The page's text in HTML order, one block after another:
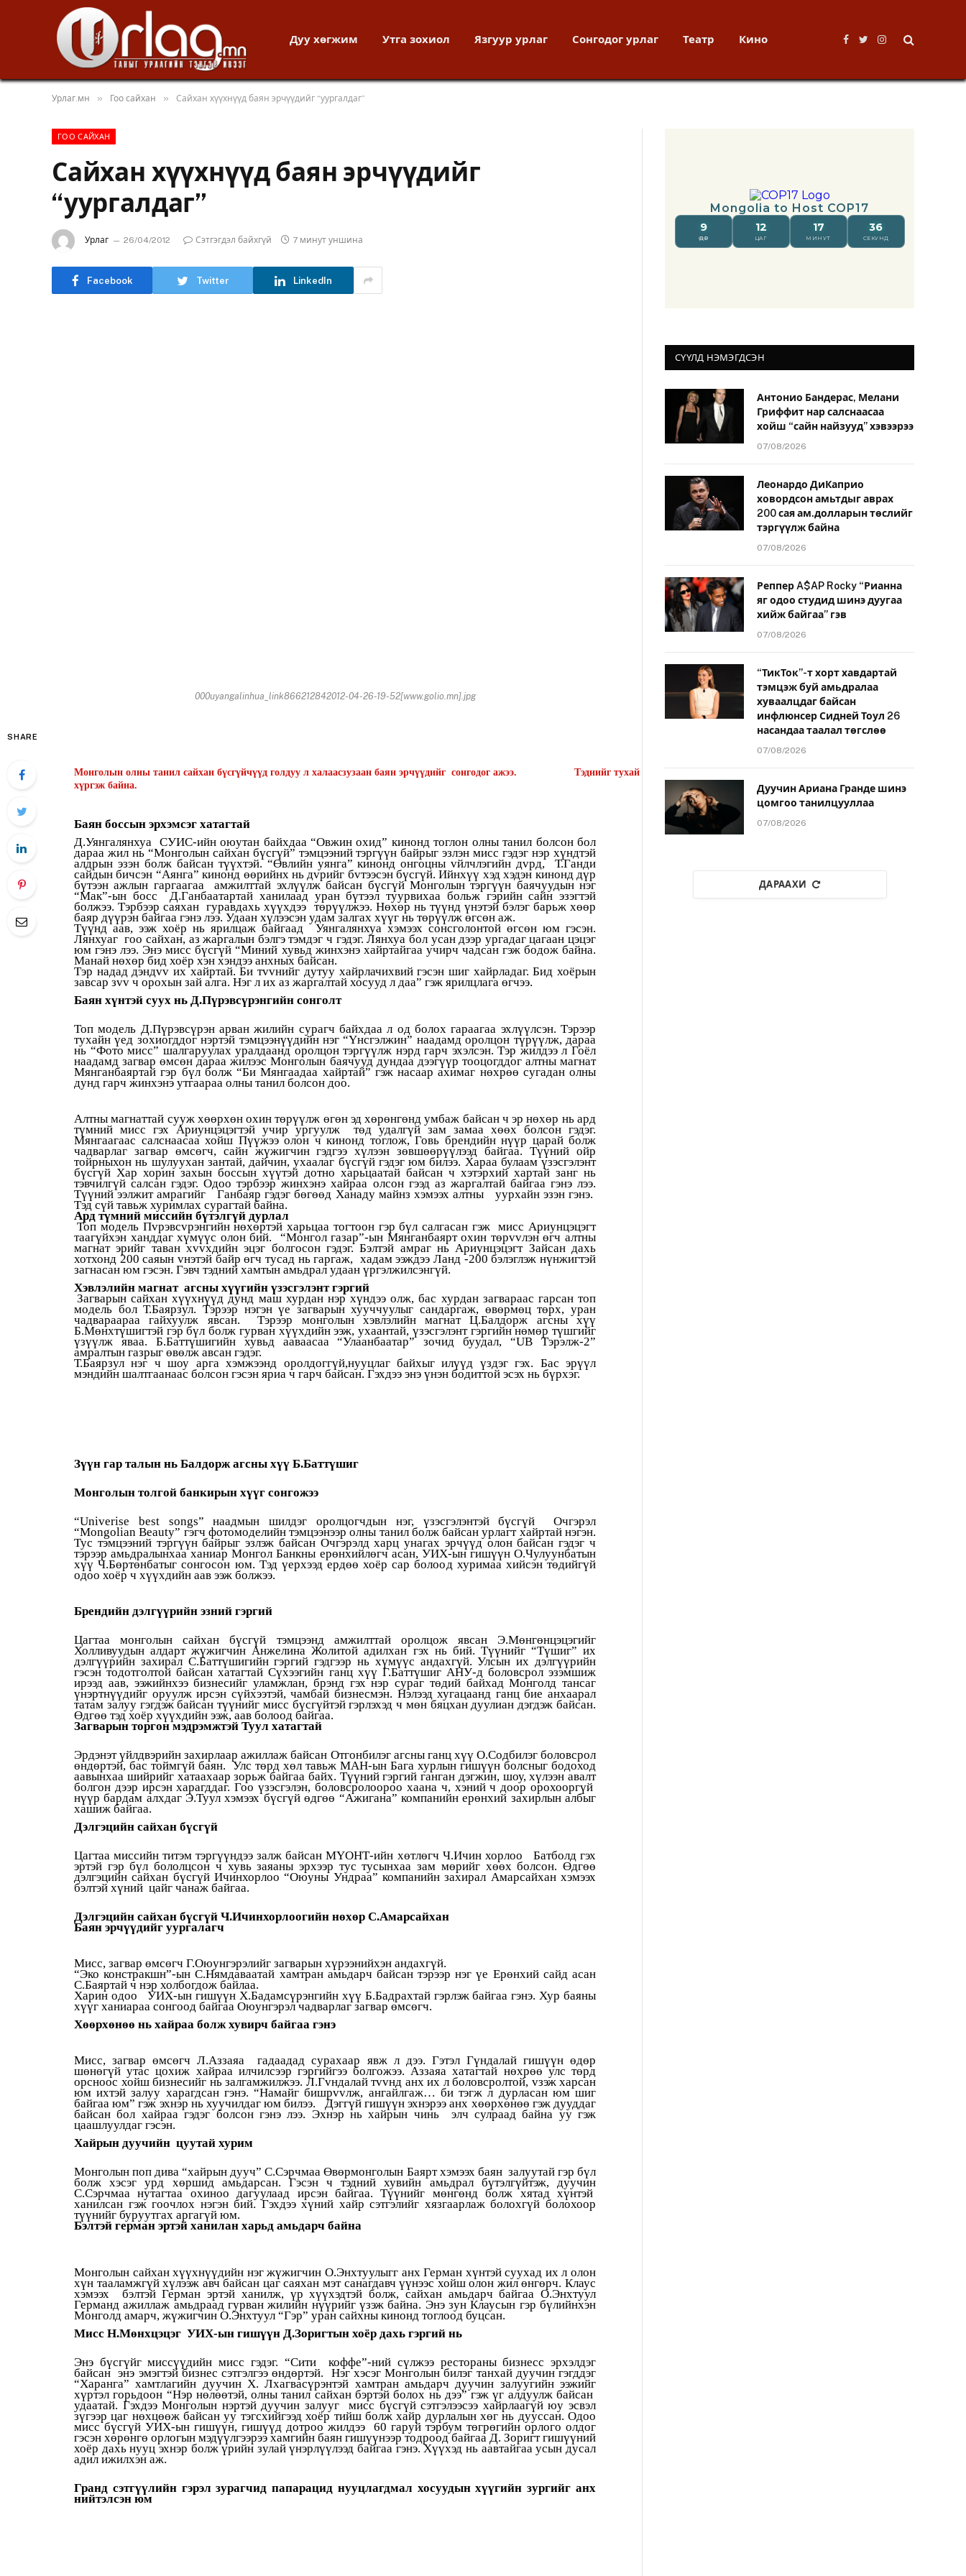
Дуу хөгжим Утга зохиол Язгуур урлаг Сонгодог урлаг Театр Кино
Facebook
TwitterInstagram
Урлаг.мн » Гоо сайхан » Сайхан хүүхнүүд баян эрчүүдийг “уургалдаг”
ГОО САЙХАН
Сайхан хүүхнүүд баян эрчүүдийг
“уургалдаг”
Урлаг 26/04/2012 Сэтгэгдэл байхгүй 7 минут уншина
Facebook Twitter LinkedIn
000uyangalinhua_link866212842012-04-26-19-52[www.golio.mn].jpg
SHARE
Монголын олны танил сайхан бүсгүйчүүд голдуу л халаасзузаан баян эрчүүдийг сонгодог ажээ. Тэднийг тухай
хүргэж байна.
Баян боссын эрхэмсэг хатагтай
Д.Уянгалянхуа СУИС-ийн оюутан байхдаа “Овжин охид” кинонд тоглон олны танил болсон бол
дараа жил нь “Монголын сайхан бүсгүй” тэмцээний тэргүүн байрыг эзлэн мисс гэдэг нэр хүндтэй
алдрын эзэн болж байсан түүхтэй. “Өвлийн уянга” кинонд онгоцны vйлчлэгийн дvрд, Т.Ганди
сайдын бичсэн “Аянга” кинонд өөрийнх нь дvрийг бvтээсэн бүсгүй. Ийнхүү хэд хэдэн кинонд дүр
бүтээн ажлын гаргаагаа амжилттай эхлүүлж байсан бүсгүй Монголын тэргүүн баячуудын нэг
“Мак”-ын босс Д.Ганбаатартай ханилаад уран бүтээл туурвихаа больж гэрийн сайн эзэгтэй
болжээ. Тэрбээр саяхан гуравдахь хүүхдээ төрүүлжээ. Нөхөр нь түүнд үнэтэй бэлэг барьж хөөр
баяр дүүрэн байгаа гэнэ лээ. Удаан хүлээсэн удам залгах хүүг нь төрүүлж өгсөн аж.
Түүнд аав, ээж хоёр нь ярилцаж байгаад Уянгалянхуа хэмээх сонсголонтой өгсөн юм гэсэн.
Лянхуаг гоо сайхан, аз жаргалын бэлгэ тэмдэг ч гэдэг. Лянхуа бол усан дээр ургадаг цагаан цэцэг
юм гэнэ лээ. Энэ мисс бүсгүй “Миний хувьд жинхэнэ хайртайгаа учирч чадсан гэж бодож байна.
Манай нөхөр бид хоёр хэн хэндээ анхных байсан.
Тэр надад дэндvv их хайртай. Би тvvнийг дутуу хайрлачихвий гэсэн шиг хайрладаг. Бид хоёрын
завсар зvv ч орохын зай алга. Нэг л их аз жаргалтай хосууд л даа” гэж ярилцлага өгчээ.
Баян хүнтэй суух нь Д.Пүрэвсүрэнгийн сонголт
Toп модель Д.Пүрэвсүрэн арван жилийн сурагч байхдаа л од болох гараагаа эхлүүлсэн. Тэрээр
тухайн үед зохиогддог нэртэй тэмцээнүүдийн нэг “Үнсгэлжин” наадамд оролцон түрүүлж, дараа
нь “Фото мисс” шалгаруулах уралдаанд оролцон тэргүүлж нэрд гарч эхэлсэн. Тэр жилдээ л Гоёл
наадамд загвар өмсөн дараа жилээс Монголын баячууд дундаа дээгүүр тооцогддог алтны магнат
Мянганбаяртай гэр бүл болж “Би Мянгаадаа хайртай” гэж насаар ахимаг нөхрөө сугадан олны
дунд гарч жинхэнэ утгаараа олны танил болсон доо.
Алтны магнаттай сууж хөөрхөн охин төрүүлж өгөн эд хөрөнгөнд умбаж байсан ч эр нөхөр нь ард
түмний мисс гэх Ариунцэцэгтэй учир ургуулж төд удалгүй зам замаа хөөх болсон гэдэг.
Мянгаагаас салснаасаа хойш Пүүжээ олон ч кинонд тоглож, Говь брендийн нүүр царай болж
чадварлаг загвар өмсөгч, сайн жүжигчин гэдгээ хүлээн зөвшөөрүүлээд байгаа. Түүний ойр
тойрныхон нь шулуухан зантай, дайчин, ухаалаг бүсгүй гэдэг юм билээ. Хараа булаам үзэсгэлэнт
бүсгүй Хар хорин захын боссын хүүтэй дотно харьцаатай байсан ч хэтэрхий хартай занг нь
тэвчилгүй салсан гэдэг. Одоо тэрбээр жинхэнэ хайраа олсон гээд аз жаргалтай байгаа гэнэ лээ.
Түүний ээлжит амрагийг Ганбаяр гэдэг бөгөөд Ханаду майнз хэмээх алтны уурхайн эзэн гэнэ.
Тэд сүй тавьж хуримлах сурагтай байна.
Ард түмний миссийн бүтэлгүй дурлал
Топ модель Пvрэвсvрэнгийн нөхөртэй харьцаа тогтоон гэр бүл салгасан гэж мисс Ариунцэцэгт
таагүйхэн ханддаг хүмүүс олон бий. “Монгол газар”-ын Мянганбаярт охин төрvvлэн өгч алтны
магнат эрийг таван хvvхдийн эцэг болгосон гэдэг. Бэлтэй амраг нь Ариунцэцэгт Зайсан дахь
хотхонд 200 саяын vнэтэй байр өгч тусад нь гаргаж, хадам ээждээ Ланд -200 бэлэглэж нүнжигтэй
загнасан юм гэсэн. Гэвч тэдний хамтын амьдрал удаан үргэлжилсэнгүй.
Хэвлэлийн магнат агсны хүүгийн үзэсгэлэнт гэргий
Загварын сайхан хүүхнүүд дунд маш хурдан нэр хүндээ олж, бас хурдан загвараас гарсан топ
модель бол Т.Баярзул. Тэрээр нэгэн үе загварын хууччуулыг сандаргаж, өвөрмөц төрх, уран
чадвараараа гайхуулж явсан. Тэрээр монголын хэвлэлийн магнат Ц.Балдорж агсны хүү
Б.Мөнхтүшигтэй гэр бүл болж гурван хүүхдийн ээж, ухаантай, үзэсгэлэнт гэргийн нөмөр түшгийг
үзүүлж яваа. Б.Баттүшигийн хувьд ааваасаа “Улаанбаатар” зочид буудал, “UB Тэрэлж-2”
амралтын газрыг өвөлж авсан гэдэг.
Т.Баярзул нэг ч шоу арга хэмжээнд оролдоггүй,нууцлаг байхыг илүүд үздэг гэх. Бас эрүүл
мэндийн шалтгаанаас болсон гэсэн яриа ч гарч байсан. Гэхдээ энэ үнэн бодиттой эсэх нь бүрхэг.
Зүүн гар талын нь Балдорж агсны хүү Б.Баттүшиг
Монголын толгой банкирын хүүг сонгожээ
“Univerise best songs” наадмын шилдэг оролцогчдын нэг, үзэсгэлэнтэй бүсгүй Очгэрэл
“Mongolian Beauty” гэгч фотомоделийн тэмцээнээр олны танил болж байсан урлагт хайртай нэгэн.
Тус тэмцээний тэргүүн байрыг эзлэж байсан Очгэрэлд харц унагах эрчүүд олон байсан гэдэг ч
тэрээр амьдралынхаа ханиар Монгол Банкны ерөнхийлөгч асан, УИХ-ын гишүүн О.Чулуунбатын
хүү Ч.Бөртөнбатыг сонгосон юм. Тэд үерхээд ердөө хоёр cap болоод хуримаа хийсэн төдийгүй
одоо хоёр ч хүүхдийн аав ээж болжээ.
Брендийн дэлгүүрийн эзний гэргий
Цагтаа монголын сайхан бүсгүй тэмцээнд амжилттай оролцож явсан Э.Мөнгөнцэцэгийг
Холливуудын алдарт жүжигчин Анжелина Жолитой адилхан гэх нь бий. Түүнийг “Түшиг” их
дэлгүүрийн захирал С.Баттүшигийн гэргий гэдгээр нь хүмүүс андахгүй. Улсын их дэлгүүрийн
гэсэн тодотголтой байсан хатагтай Сүхээгийн ганц хүү Г.Баттүшиг АНУ-д боловсрол эзэмшиж
ирээд аав, ээжийнхээ бизнесийг уламжлан, брэнд гэх нэр сураг төдий байхад Монголд тансаг
үнэртнүүдийг оруулж ирсэн сүйхээтэй, чамбай бизнесмэн. Нэлээд хугацаанд ганц бие анхаарал
татам залуу гэгдэж байсан түүнийг мисс бүсгүйтэй гэрлэхэд ч мөн бяцхан дуулиан дэгдэж байсан.
Өдгөө тэд хоёр хүүхдийн ээж, аав болоод байгаа.
Загварын торгон мэдрэмжтэй Туул хатагтай
Эрдэнэт үйлдвэрийн захирлаар ажиллаж байсан Отгонбилэг агсны ганц хүү О.Содбилэг боловсрол
өндөртэй, бас тоймгүй баян. Улс төрд хөл тавьж МАН-ын Бага хурлын гишүүн болсныг бодоход
аавынхаа шийрийг хатаахаар зорьж байгаа байх. Түүний гэргий ганган дэгжин, шоу, хүлээн авалт
болгон дээр ирсэн харагддаг. Гоо үзэсгэлэн, боловсролоороо хаана ч, хэний ч доор орохооргүй
нүүр бардам алхдаг Э.Туул хэмээх бүсгүй өдгөө “Ажигана” компанийн ерөнхий захирлын албыг
хашиж байгаа.
Дэлгэцийн сайхан бүсгүй
Цагтаа миссийн титэм тэргүүндээ залж байсан МҮОНТ-ийн хөтлөгч Ч.Ичин хорлоо Батболд гэх
эртэй гэр бүл бололцсон ч хувь заяаны эрхээр тус тусынхаа зам мөрийг хөөх болсон. Өдгөө
дэлгэцийн сайхан бүсгүй Ичинхорлоо “Оюуны Ундраа” компанийн захирал Амарсайхан хэмээх
бэлтэй хүний цайг чанаж байгаа.
Дэлгэцийн сайхан бүсгүй Ч.Ичинхорлоогийн нөхөр С.Амарсайхан
Баян эрчүүдийг уургалагч
Мисс, загвар өмсөгч Г.Оюунгэрэлийг загварын хүрээнийхэн андахгүй.
“Эко констракшн”-ын С.Нямдаваатай хамтран амьдарч байсан тэрээр нэг үе Ерөнхий сайд асан
С.Баяртай ч нэр холбогдож байлаа.
Харин одоо УИХ-ын гишүүн Х.Бадамсүрэнгийн хүү Б.Бадрахтай гэрлэж байгаа гэнэ. Хур баяны
хүүг ханиараа сонгоод байгаа Оюунгэрэл чадварлаг загвар өмсөгч.
Хөөрхөнөө нь хайраа болж хувирч байгаа гэнэ
Мисс, загвар өмсөгч Л.Аззаяа гадаадад сурахаар явж л дээ. Гэтэл Гүндалай гишүүн өдөр
шөнөгүй утас цохиж хайраа илчилсээр гэргийгээ болгожээ. Аззаяа хатагтай нөхрөө улс төрд
орсноос хойш бизнесийг нь залгамжилжээ. Л.Гvндалай тvvнд анх их л боловсролтой, vзэж харсан
юм ихтэй залуу харагдсан гэнэ. “Намайг бишрvvлж, ангайлгаж… би тэгж л дурласан юм шиг
байгаа юм” гэж эхнэр нь хуучилдаг юм билээ. Дэггүй гишүүн эхнэрээ анх хөөрхөнөө гэж дууддаг
байсан бол хайраа гэдэг болсон гэнэ лээ. Эхнэр нь хайрын чинь элч сулраад байна уу гэж
цаашлуулдаг гэсэн.
Хайрын дуучийн цуутай хурим
Монголын поп дива “хайрын дууч” С.Сэрчмаа Өвөрмонголын Баярт хэмээх баян залуутай гэр бүл
болж хэсэг урд хөршид амьдарсан. Гэсэн ч тэдний хувийн амьдрал бүтэлгүйтэж, дуучин
С.Сэрчмаа нутагтаа охиноо дагуулаад ирсэн байгаа. Түүнийг мөнгөнд болж хятад хүнтэй
ханилсан гэж гоочлох нэгэн бий. Гэхдээ хүний хайр сэтгэлийг хязгаарлаж болохгүй болохоор
түүнийг буруутгах аргагүй юм.
Бэлтэй герман эртэй ханилан харьд амьдарч байна
Монголын сайхан хүүхнүүдийн нэг жүжигчин О.Энхтуулыгг анх Герман хүнтэй суухад их л олон
хүн тааламжгүй хүлээж авч байсан цаг саяхан мэт санагдавч үүнээс хойш олон жил өнгөрч. Клаус
хэмээх бэлтэй Герман эртэй ханилж, үр хүүхэдтэй болж, сайхан амьдарч байгаа О.Энхтуул
Германд ажиллаж амьдраад гурван жилийн нүүрийг үзэж байна. Энэ зун Клаусын гэр бүлийнхэн
Монголд амарч, жүжигчин О.Энхтуул “Гэр” уран сайхны кинонд тоглоод буцсан.
Мисс Н.Мөнхцэцэг УИХ-ын гишүүн Д.Зоригтын хоёр дахь гэргий нь
Энэ бүсгүйг миссүүдийн мисс гэдэг. “Сити коффе”-ний сүлжээ рестораны бизнесс эрхэлдэг
байсан энэ эмэгтэй бизнес сэтгэлгээ өндөртэй. Нэг хэсэг Монголын билэг танхай дуучин гэгддэг
“Харанга” хамтлагийн дуучин Х. Лхагвасүрэнтэй хамтран амьдарч дуучин залуугийн ээжийг
хүртэл горьдоон “Нэр нөлөөтэй, олны танил сайхан бэртэй болох нь дээ” гэж үг алдуулж байсан
удаатай. Гэхдээ Монголын нэртэй дуучин залууг мисс бүсгүй сэтгэлээсээ хайрлаагүй юу эсвэл
зүгээр цаг нөхцөөж байсан уу тэгсхийгээд хоёр тийш болж хайр дурлалын хөг нь дууссан. Одоо
мисс бүсгүй УИХ-ын гишүүн, гишүүд дотроо жилдээ 60 гаруй тэрбум төгрөгийн орлого олдог
гэсэн хөрөнгө орлогын мэдүүлгээрээ хамгийн баян гишүүнээр тодроод байгаа Д. Зоригт гишүүний
хоёр дахь нууц эхнэр болж үрийн зулай үнэрлүүлээд байгаа гэнэ. Хүүхэд нь аавтайгаа усын дусал
адил ижилхэн аж.
Гранд сэтгүүлийн гэрэл зурагчид папарацид нууцлагдмал хосуудын хүүгийн зургийг анх
нийтэлсэн юм
СҮҮЛД НЭМЭГДСЭН
Антонио Бандерас, Мелани
Гриффит нар салснаасаа
хойш “сайн найзууд” хэвээрээ
07/08/2026
Леонардо ДиКаприо
ховордсон амьтдыг аврах
200 сая ам.долларын төслийг
тэргүүлж байна
07/08/2026
Реппер A$AP Rocky “Рианна
яг одоо студид шинэ дуугаа
хийж байгаа” гэв
07/08/2026
“ТикТок”-т хорт хавдартай
тэмцэж буй амьдралаа
хуваалцдаг байсан
инфлюнсер Сидней Тоул 26
насандаа таалал төгслөө
07/08/2026
Дуучин Ариана Гранде шинэ
цомгоо танилцууллаа
07/08/2026
ДАРААХИ